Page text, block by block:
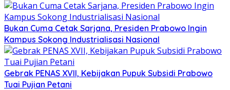
Bukan Cuma Cetak Sarjana, Presiden Prabowo Ingin
Kampus Sokong Industrialisasi Nasional
Gebrak PENAS XVII, Kebijakan Pupuk Subsidi Prabowo
Tuai Pujian Petani